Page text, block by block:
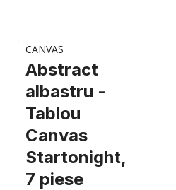
CANVAS
Abstract
albastru -
Tablou
Canvas
Startonight,
7 piese